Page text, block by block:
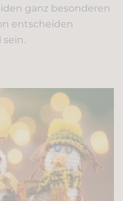
ganz besonderen
entscheiden